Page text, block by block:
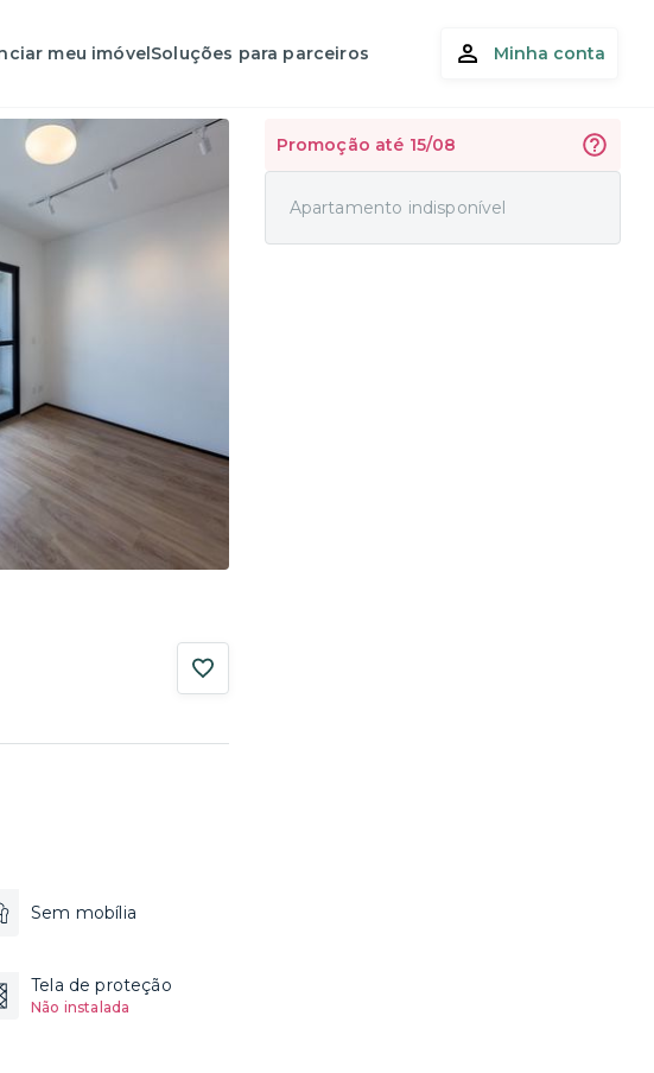
meu imóvelSoluções para parceiros Minha conta
Sem mobília
Tela de proteção
Não instalada
Promoção até 15/08
Apartamento indisponível